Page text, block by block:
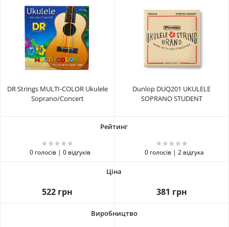
DR Strings MULTI-COLOR Ukulele
Soprano/Concert
Dunlop DUQ201 UKULELE
SOPRANO STUDENT
0 голосів | 0 відгуків 0 голосів | 2 відгука
522 грн 381 грн